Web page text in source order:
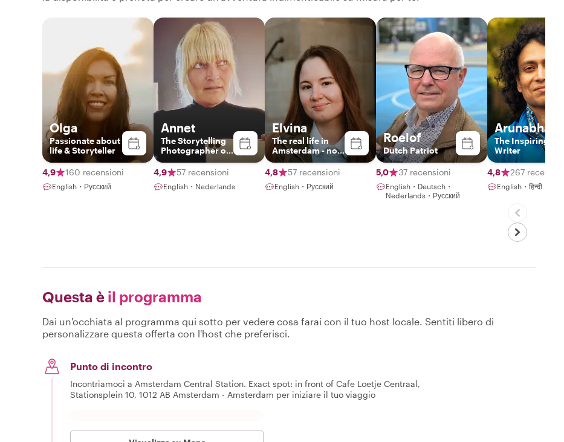
Olga
Passionate about
life & Storyteller
4,9 160 recensioni
English・Русский
Annet
The Storytelling
Photographer of
Amsterdam
4,9
57 recensioni
English・Nederlands
Elvina
The real life in
Amsterdam - no
boring historical
lectures
4,8 57 recensioni
English・Русский
Roelof
Dutch Patriot
5,0 37 recensioni
English・Deutsch・
Nederlands・Русский
Arunabha
The Inspiring
Writer
4,8 267 recensioni
English・हिन्दी
Questa è il programma
Dai un'occhiata al programma qui sotto per vedere cosa farai con il tuo host locale. Sentiti libero di
personalizzare questa offerta con l'host che preferisci.
Punto di incontro
Incontriamoci a Amsterdam Central Station. Exact spot: in front of Cafe Loetje Centraal,
Stationsplein 10, 1012 AB Amsterdam - Amsterdam per iniziare il tuo viaggio